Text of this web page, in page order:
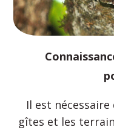
Il est
gîtes et les